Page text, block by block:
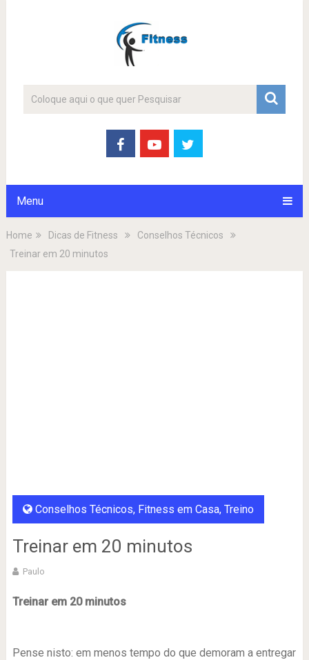
Menu
Home Dicas de Fitness
Conselhos Técnicos
Treinar em 20 minutos
Conselhos Técnicos, Fitness em Casa, Treino
Treinar em 20 minutos
Paulo
Treinar em 20 minutos
Pense nisto: em menos tempo do que demoram a entregar